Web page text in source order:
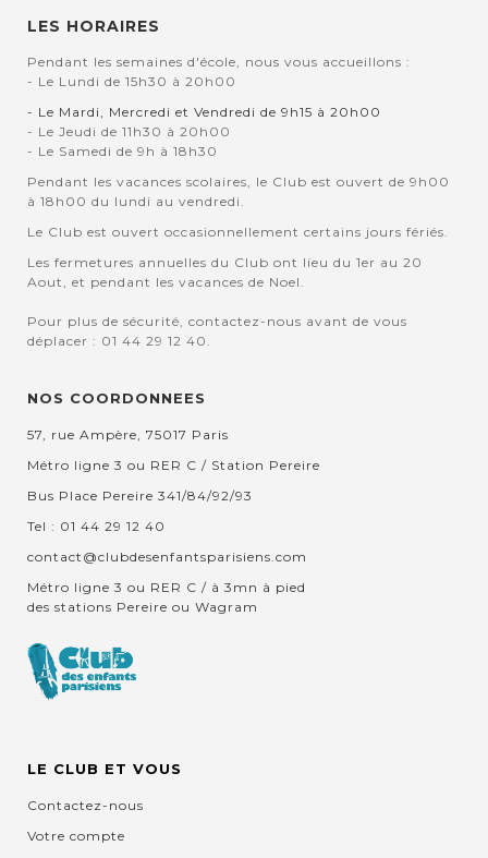
LES HORAIRES
Pendant les semaines d'école, nous vous accueillons :
- Le Lundi de 15h30 à 20h00
- Le Mardi, Mercredi et Vendredi de 9h15 à 20h00
- Le Jeudi de 11h30 à 20h00
- Le Samedi de 9h à 18h30
Pendant les vacances scolaires, le Club est ouvert de 9h00
à 18h00 du lundi au vendredi.
Le Club est ouvert occasionnellement certains jours fériés.
Les fermetures annuelles du Club ont lieu du 1er au 20
Aout, et pendant les vacances de Noel.
Pour plus de sécurité, contactez-nous avant de vous
déplacer : 01 44 29 12 40.
NOS COORDONNEES
57, rue Ampère, 75017 Paris
Métro ligne 3 ou RER C / Station Pereire
Bus Place Pereire 341/84/92/93
Tel : 01 44 29 12 40
contact@clubdesenfantsparisiens.com
Métro ligne 3 ou RER C / à 3mn à pied
des stations Pereire ou Wagram
LE CLUB ET VOUS
Contactez-nous
Votre compte